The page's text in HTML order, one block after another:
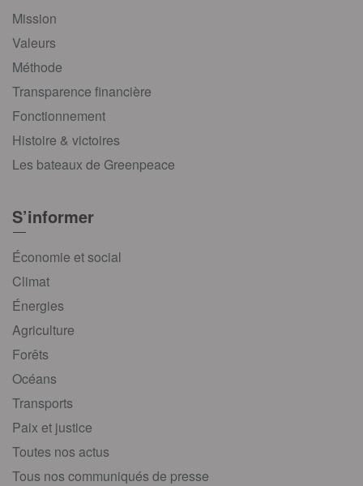
Mission
Valeurs
Méthode
Transparence financière
Fonctionnement
Histoire & victoires
Les bateaux de Greenpeace
S’informer
Économie et social
Climat
Énergies
Agriculture
Forêts
Océans
Transports
Paix et justice
Toutes nos actus
Tous nos communiqués de presse